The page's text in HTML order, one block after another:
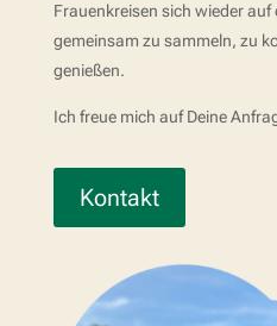
Frauenkreisen sich wieder auf
gemeinsam zu sammeln, zu
genießen.
Ich freue mich auf Deine
Kontakt